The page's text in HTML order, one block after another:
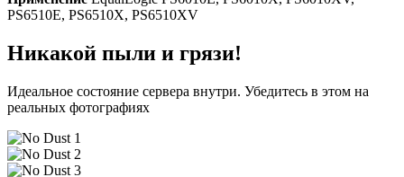
PS6510E, PS6510X, PS6510XV
Никакой пыли и грязи!
Идеальное состояние сервера внутри. Убедитесь в этом на
реальных фотографиях